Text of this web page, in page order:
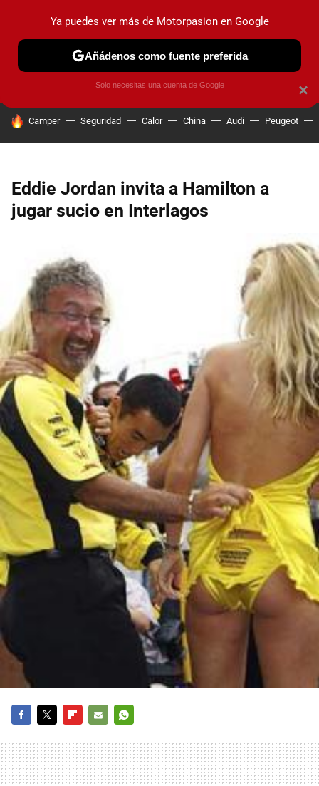
PRUEBAS COCHES ELÉCTRICOS OBSERVATORIO
HOY SE HABLA DE
Camper Seguridad Calor China Audi Peugeot
Eddie Jordan invita a Hamilton a
jugar sucio en Interlagos
MAIL
×
Ya puedes ver más de Motorpasion en Google
Añádenos como fuente preferida
Solo necesitas una cuenta de Google